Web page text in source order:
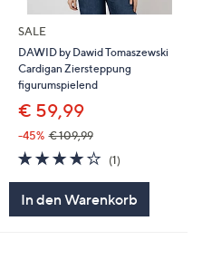
SALE
DAWID by Dawid Tomaszewski
Cardigan Ziersteppung
figurumspielend
€ 59,99
-45% € 109,99
4.0
von
(1)1
In den Warenkorb